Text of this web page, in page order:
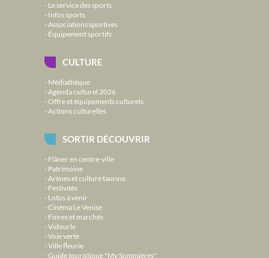
Le service des sports
Infos sports
Associations sportives
Équipement sportifs
CULTURE
Médiathèque
Agenda culturel 2026
Offre et équipements culturels
Actions culturelles
SORTIR DÉCOUVRIR
Flâner en centre-ville
Patrimoine
Arènes et culture taurine
Festivités
Lotos à venir
Cinéma Le Venise
Foires et marchés
Vidourle
Voie verte
Ville fleurie
Guide touristique "My Sommières"